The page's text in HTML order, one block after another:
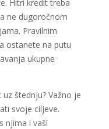
Hitri kredit treba
ne dugoročnom
Pravilnim
ostanete na putu
ukupne
štednju? Važno je
svoje ciljeve.
njima i vaši